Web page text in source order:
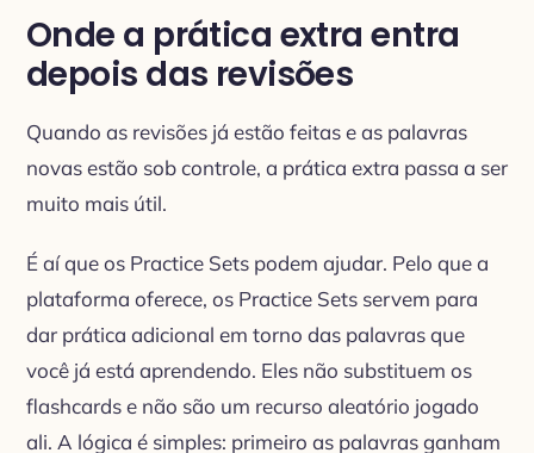
Onde a prática extra entra
depois das revisões
Quando as revisões já estão feitas e as palavras
novas estão sob controle, a prática extra passa a ser
muito mais útil.
É aí que os Practice Sets podem ajudar. Pelo que a
plataforma oferece, os Practice Sets servem para
dar prática adicional em torno das palavras que
você já está aprendendo. Eles não substituem os
flashcards e não são um recurso aleatório jogado
ali. A lógica é simples: primeiro as palavras ganham